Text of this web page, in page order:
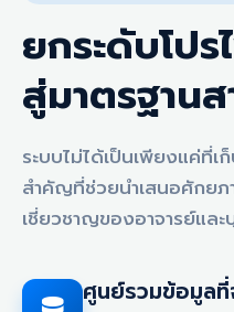
ยกระดับโปร
สู่มาตรฐาน
ระบบไม่ได้เป็นเพียงแค่ที่
สำคัญที่ช่วยนำเสนอศักย
เชี่ยวชาญของอาจารย์แล
ศูนย์รวมข้อมูล